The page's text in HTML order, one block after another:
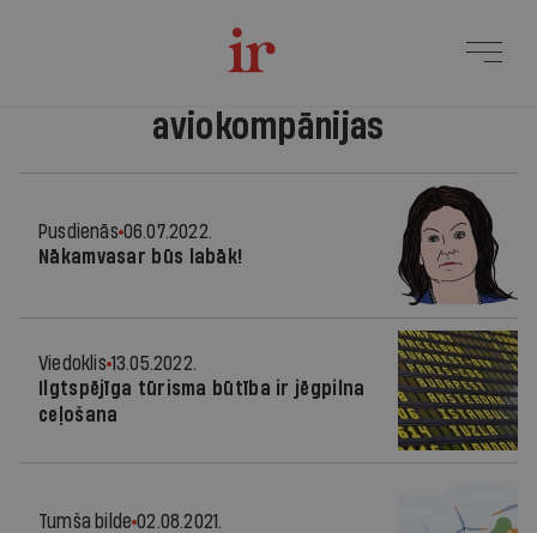
aviokompānijas
Pusdienās 06.07.2022.
Nākamvasar būs labāk!
Viedoklis 13.05.2022.
Ilgtspējīga tūrisma būtība ir jēgpilna
ceļošana
Tumša bilde 02.08.2021.